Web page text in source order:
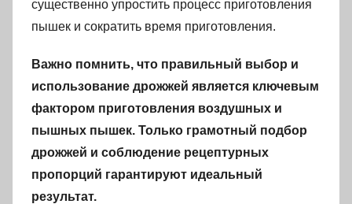
существенно упростить процесс приготовления
пышек и сократить время приготовления.
Важно помнить, что правильный выбор и
использование дрожжей является ключевым
фактором приготовления воздушных и
пышных пышек. Только грамотный подбор
дрожжей и соблюдение рецептурных
пропорций гарантируют идеальный
результат.